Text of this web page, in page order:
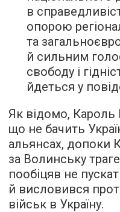
в
опорою
та
й сильним
свободу і
йдеться у
Як відомо, Кароль
що не бачить
альянсах, допоки
за Волинську
пообіцяв не
й висловився
військ в Україну.